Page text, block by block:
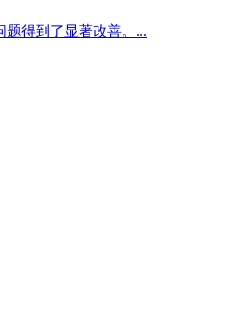
得到了显著改善。...